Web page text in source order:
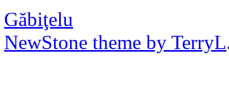
Găbiţelu
NewStone theme by TerryL